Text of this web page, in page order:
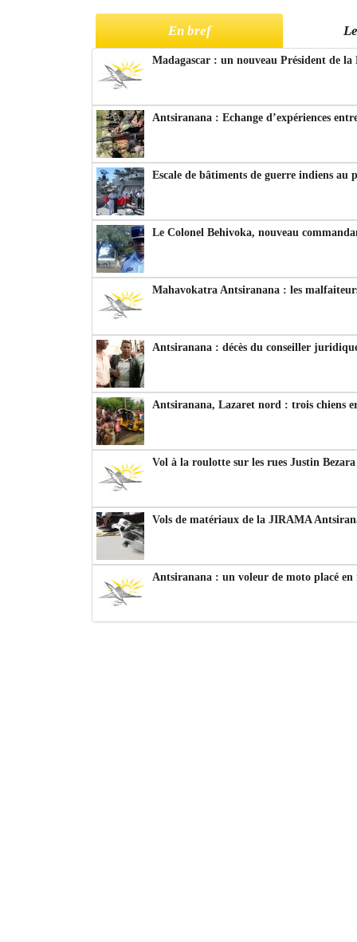
En bref
Madagascar : un nouveau Président de
Antsiranana : Echange d’expériences
Escale de bâtiments de guerre indiens au
Le Colonel Behivoka, nouveau
Mahavokatra Antsiranana : les
Antsiranana : décès du conseiller
Antsiranana, Lazaret nord : trois chiens
Vol à la roulotte sur les rues Justin
Vols de matériaux de la JIRAMA
Antsiranana : un voleur de moto placé en